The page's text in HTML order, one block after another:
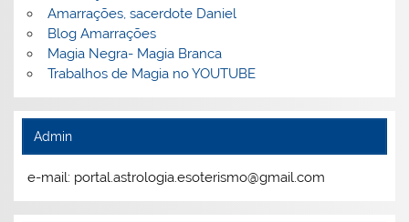
Amarrações, sacerdote Daniel
Blog Amarrações
Magia Negra- Magia Branca
Trabalhos de Magia no YOUTUBE
Admin
e-mail: portal.astrologia.esoterismo@gmail.com